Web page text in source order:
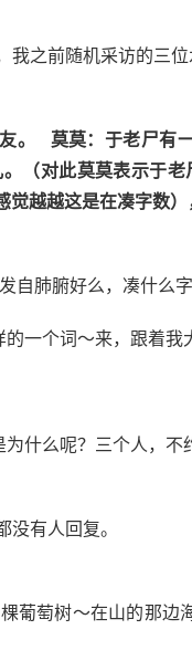
我之前随机采访的三
。 莫莫：于老尸有
（对此莫莫表示于
越越这是在凑字数）
自肺腑好么，凑什么
一个词～来，跟着我
什么呢？三个人，不
有人回复。
葡萄树～在山的那边